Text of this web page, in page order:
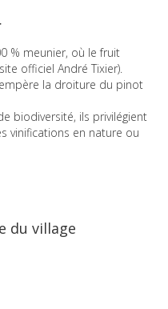
% meunier, où le fruit
officiel André Tixier).
la droiture du pinot
biodiversité, ils privilégient
vinifications en nature ou
du village